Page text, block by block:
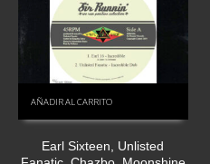
AÑADIR AL CARRITO
Earl Sixteen, Unlisted